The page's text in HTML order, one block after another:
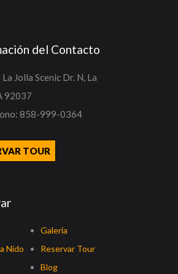
del Contacto
Jolla Scenic Dr. N, La
92037
858-999-0364
TOUR
Nido
Galería
Reservar Tour
Blog